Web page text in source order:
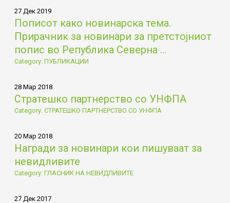
27 Дек 2019
Пописот како новинарска тема.
Прирачник за новинари за претстојниот
попис во Република Северна ...
Category: ПУБЛИКАЦИИ
28 Мар 2018
Стратешко партнерство со УНФПА
Category: СТРАТЕШКО ПАРТНЕРСТВО СО УНФПА
20 Мар 2018
Награди за новинари кои пишуваат за
невидливите
Category: ГЛАСНИК НА НЕВИДЛИВИТЕ
27 Дек 2017